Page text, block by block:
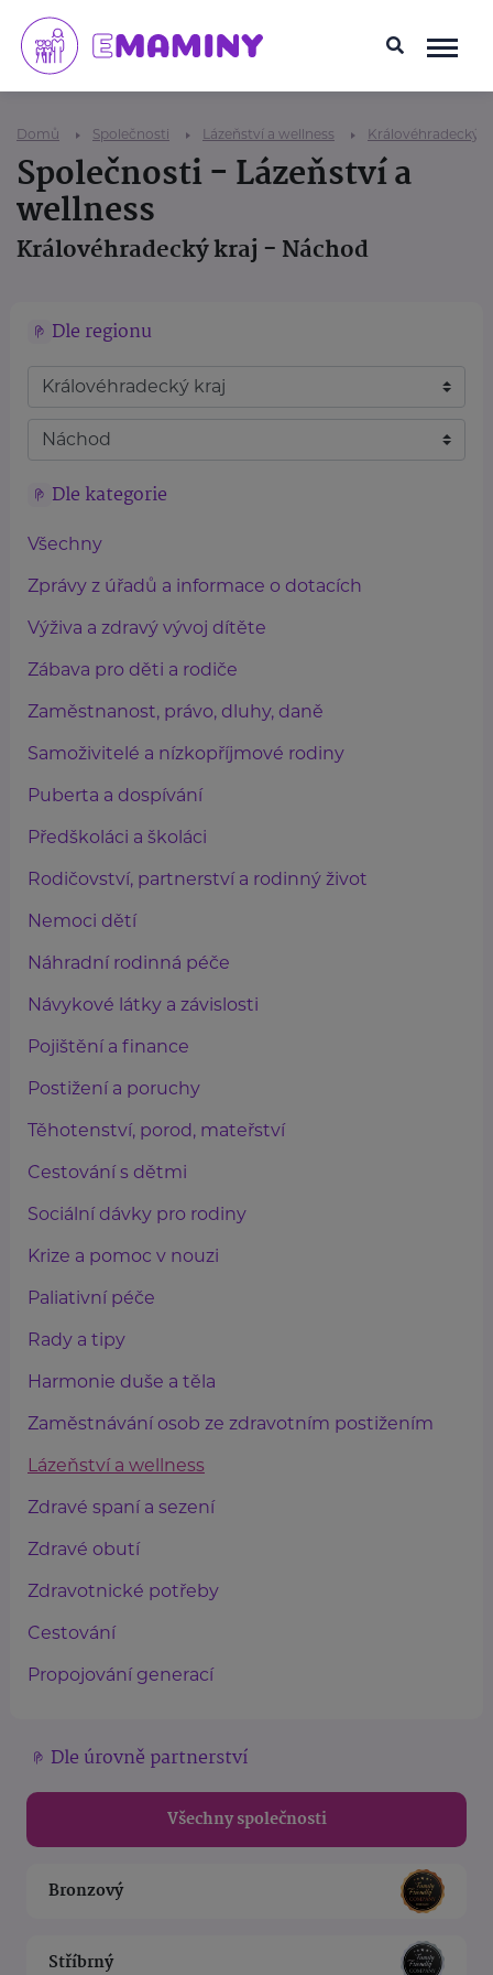
Domů Společnosti Lázeňství a wellness Královéhradecký
Společnosti - Lázeňství a
wellness
Královéhradecký kraj - Náchod
Dle regionu
Dle kategorie
Všechny
Zprávy z úřadů a informace o dotacích
Výživa a zdravý vývoj dítěte
Zábava pro děti a rodiče
Zaměstnanost, právo, dluhy, daně
Samoživitelé a nízkopříjmové rodiny
Puberta a dospívání
Předškoláci a školáci
Rodičovství, partnerství a rodinný život
Nemoci dětí
Náhradní rodinná péče
Návykové látky a závislosti
Pojištění a finance
Postižení a poruchy
Těhotenství, porod, mateřství
Cestování s dětmi
Sociální dávky pro rodiny
Krize a pomoc v nouzi
Paliativní péče
Rady a tipy
Harmonie duše a těla
Zaměstnávání osob ze zdravotním postižením
Lázeňství a wellness
Zdravé spaní a sezení
Zdravé obutí
Zdravotnické potřeby
Cestování
Propojování generací
Dle úrovně partnerství
Všechny společnosti
Bronzový
Stříbrný